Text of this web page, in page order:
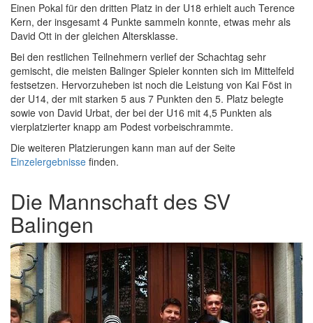
Einen Pokal für den dritten Platz in der U18 erhielt auch Terence
Kern, der insgesamt 4 Punkte sammeln konnte, etwas mehr als
David Ott in der gleichen Altersklasse.
Bei den restlichen Teilnehmern verlief der Schachtag sehr
gemischt, die meisten Balinger Spieler konnten sich im Mittelfeld
festsetzen. Hervorzuheben ist noch die Leistung von Kai Föst in
der U14, der mit starken 5 aus 7 Punkten den 5. Platz belegte
sowie von David Urbat, der bei der U16 mit 4,5 Punkten als
vierplatzierter knapp am Podest vorbeischrammte.
Die weiteren Platzierungen kann man auf der Seite
Einzelergebnisse finden.
Die Mannschaft des SV
Balingen